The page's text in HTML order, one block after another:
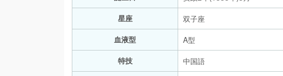
星座
双子座
血液型
A型
特技
中国語